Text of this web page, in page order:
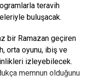
teravih
buluşacak.
bir Ramazan geçiren
orta oyunu, ibiş ve
izleyebilecek.
memnun olduğunu